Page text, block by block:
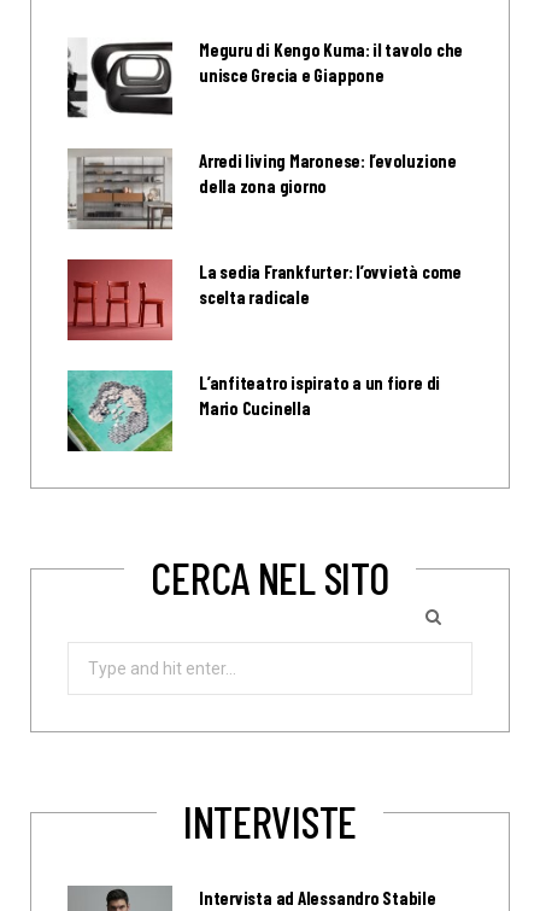
Meguru di Kengo Kuma: il tavolo che
unisce Grecia e Giappone
Arredi living Maronese: l’evoluzione
della zona giorno
La sedia Frankfurter: l’ovvietà come
scelta radicale
L’anfiteatro ispirato a un fiore di
Mario Cucinella
CERCA NEL SITO
Search
INTERVISTE
Intervista ad Alessandro Stabile